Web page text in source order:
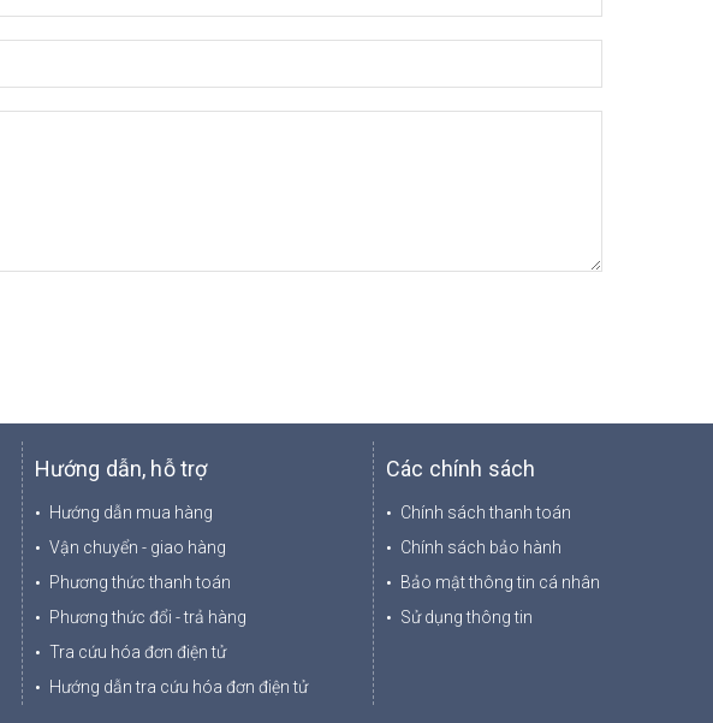
Hướng dẫn, hỗ trợ
Hướng dẫn mua hàng
Vận chuyển - giao hàng
Phương thức thanh toán
Phương thức đổi - trả hàng
Tra cứu hóa đơn điện tử
Hướng dẫn tra cứu hóa đơn điện tử
Các chính sách
Chính sách thanh toán
Chính sách bảo hành
Bảo mật thông tin cá nhân
Sử dụng thông tin